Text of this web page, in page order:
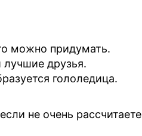
можно придумать.
друзья.
гололедица.
не очень рассчитаете